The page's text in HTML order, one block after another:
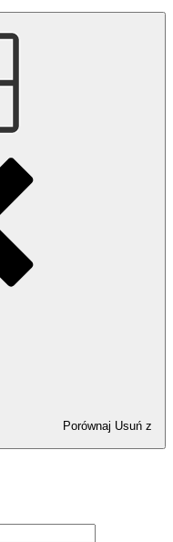
Porównaj Usuń z